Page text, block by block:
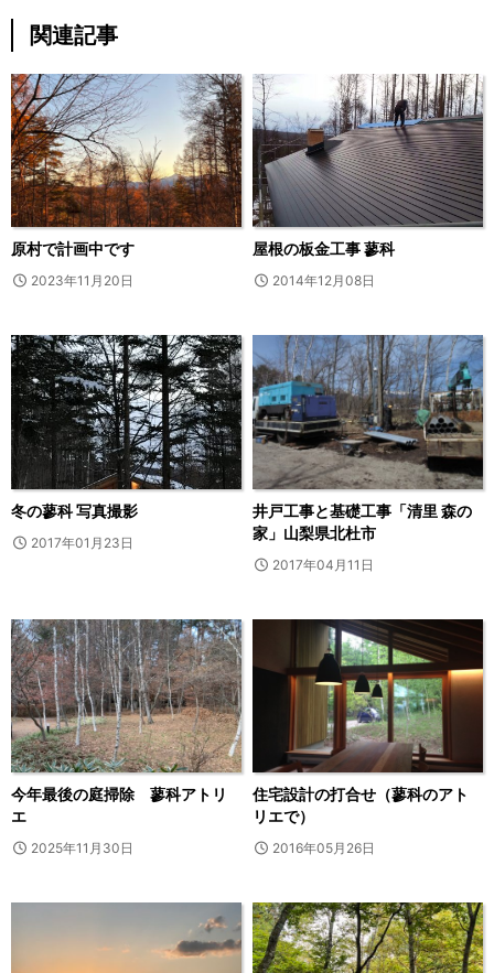
関連記事
原村で計画中です
2023年11月20日
屋根の板金工事 蓼科
2014年12月08日
冬の蓼科 写真撮影
2017年01月23日
井戸工事と基礎工事「清里 森の
家」山梨県北杜市
2017年04月11日
今年最後の庭掃除 蓼科アトリ
エ
2025年11月30日
住宅設計の打合せ（蓼科のアト
リエで）
2016年05月26日